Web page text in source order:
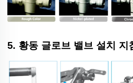
5. 황동 글로브 밸브 설치 지